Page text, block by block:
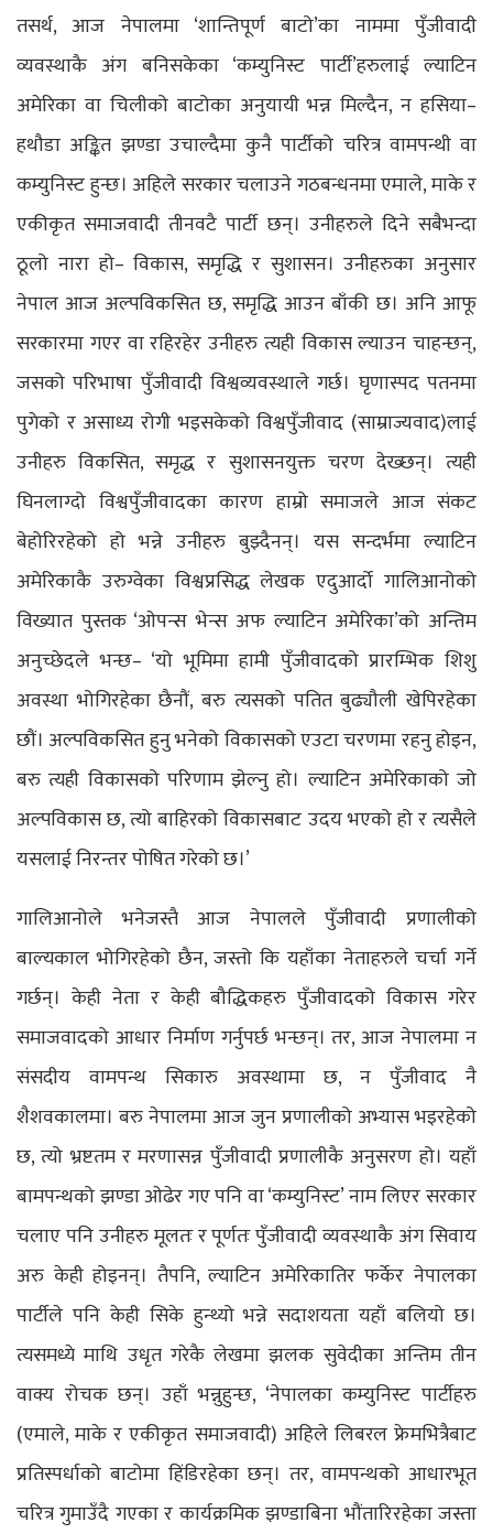
तसर्थ, आज नेपालमा ‘शान्तिपूर्ण बाटो’का नाममा पुँजीवादी
व्यवस्थाकै अंग बनिसकेका ‘कम्युनिस्ट पार्टी’हरुलाई ल्याटिन
अमेरिका वा चिलीको बाटोका अनुयायी भन्न मिल्दैन, न हसिया–
हथौडा अङ्कित झण्डा उचाल्दैमा कुनै पार्टीको चरित्र वामपन्थी वा
कम्युनिस्ट हुन्छ। अहिले सरकार चलाउने गठबन्धनमा एमाले, माके र
एकीकृत समाजवादी तीनवटै पार्टी छन्। उनीहरुले दिने सबैभन्दा
ठूलो नारा हो– विकास, समृद्धि र सुशासन। उनीहरुका अनुसार
नेपाल आज अल्पविकसित छ, समृद्धि आउन बाँकी छ। अनि आफू
सरकारमा गएर वा रहिरहेर उनीहरु त्यही विकास ल्याउन चाहन्छन्,
जसको परिभाषा पुँजीवादी विश्वव्यवस्थाले गर्छ। घृणास्पद पतनमा
पुगेको र असाध्य रोगी भइसकेको विश्वपुँजीवाद (साम्राज्यवाद)लाई
उनीहरु विकसित, समृद्ध र सुशासनयुक्त चरण देख्छन्। त्यही
घिनलाग्दो विश्वपुँजीवादका कारण हाम्रो समाजले आज संकट
बेहोरिरहेको हो भन्ने उनीहरु बुझ्दैनन्। यस सन्दर्भमा ल्याटिन
अमेरिकाकै उरुग्वेका विश्वप्रसिद्ध लेखक एदुआर्दो गालिआनोको
विख्यात पुस्तक ‘ओपन्स भेन्स अफ ल्याटिन अमेरिका’को अन्तिम
अनुच्छेदले भन्छ– ‘यो भूमिमा हामी पुँजीवादको प्रारम्भिक शिशु
अवस्था भोगिरहेका छैनौं, बरु त्यसको पतित बुढ्यौली खेपिरहेका
छौं। अल्पविकसित हुनु भनेको विकासको एउटा चरणमा रहनु होइन,
बरु त्यही विकासको परिणाम झेल्नु हो। ल्याटिन अमेरिकाको जो
अल्पविकास छ, त्यो बाहिरको विकासबाट उदय भएको हो र त्यसैले
यसलाई निरन्तर पोषित गरेको छ।’
गालिआनोले भनेजस्तै आज नेपालले पुँजीवादी प्रणालीको
बाल्यकाल भोगिरहेको छैन, जस्तो कि यहाँका नेताहरुले चर्चा गर्ने
गर्छन्। केही नेता र केही बौद्धिकहरु पुँजीवादको विकास गरेर
समाजवादको आधार निर्माण गर्नुपर्छ भन्छन्। तर, आज नेपालमा न
संसदीय वामपन्थ सिकारु अवस्थामा छ, न पुँजीवाद नै
शैशवकालमा। बरु नेपालमा आज जुन प्रणालीको अभ्यास भइरहेको
छ, त्यो भ्रष्टतम र मरणासन्न पुँजीवादी प्रणालीकै अनुसरण हो। यहाँ
बामपन्थको झण्डा ओढेर गए पनि वा ‘कम्युनिस्ट’ नाम लिएर सरकार
चलाए पनि उनीहरु मूलतः र पूर्णतः पुँजीवादी व्यवस्थाकै अंग सिवाय
अरु केही होइनन्। तैपनि, ल्याटिन अमेरिकातिर फर्केर नेपालका
पार्टीले पनि केही सिके हुन्थ्यो भन्ने सदाशयता यहाँ बलियो छ।
त्यसमध्ये माथि उधृत गरेकै लेखमा झलक सुवेदीका अन्तिम तीन
वाक्य रोचक छन्। उहाँ भन्नुहुन्छ, ‘नेपालका कम्युनिस्ट पार्टीहरु
(एमाले, माके र एकीकृत समाजवादी) अहिले लिबरल फ्रेमभित्रैबाट
प्रतिस्पर्धाको बाटोमा हिंडिरहेका छन्। तर, वामपन्थको आधारभूत
चरित्र गुमाउँदै गएका र कार्यक्रमिक झण्डाबिना भौंतारिरहेका जस्ता